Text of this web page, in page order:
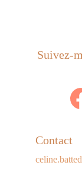
Contact
Suivez-